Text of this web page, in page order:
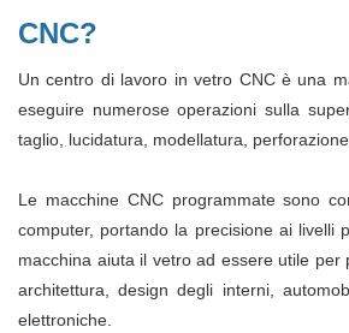
CNC?
Un centro di lavoro in vetro CNC è una
eseguire numerose operazioni sulla
taglio, lucidatura, modellatura,
Le macchine CNC programmate sono
computer, portando la precisione ai livelli
macchina aiuta il vetro ad essere utile per
architettura, design degli interni,
elettroniche.